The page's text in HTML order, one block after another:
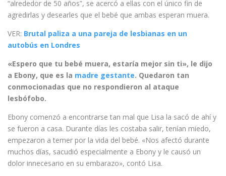
“alrededor de 50 años”, se acercó a ellas con el único fin de
agredirlas y desearles que el bebé que ambas esperan muera.
VER: Brutal paliza a una pareja de lesbianas en un
autobús en Londres
«Espero que tu bebé muera, estaría mejor sin ti», le dijo
a Ebony, que es la madre gestante. Quedaron tan
conmocionadas que no respondieron al ataque
lesbófobo.
Ebony comenzó a encontrarse tan mal que Lisa la sacó de ahí y
se fueron a casa. Durante días les costaba salir, tenían miedo,
empezaron a temer por la vida del bebé. «Nos afectó durante
muchos días, sacudió especialmente a Ebony y le causó un
dolor innecesario en su embarazo», contó Lisa.